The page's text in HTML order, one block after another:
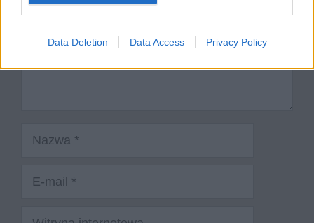
Data Deletion Data Access Privacy Policy
Witryna